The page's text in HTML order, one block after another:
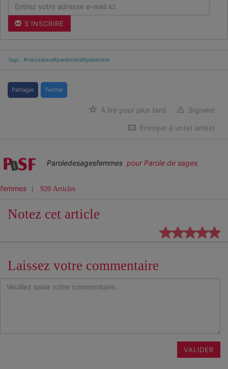
S'INSCRIRE
Tags : #naissance#parentalié#paternite
Partager Twitter
Signaler
À lire pour plus tard
Envoyer à un(e) ami(e)
Paroledesagesfemmes pour Parole de sages
femmes 920 Articles
Notez cet article
Laissez votre commentaire
VALIDER